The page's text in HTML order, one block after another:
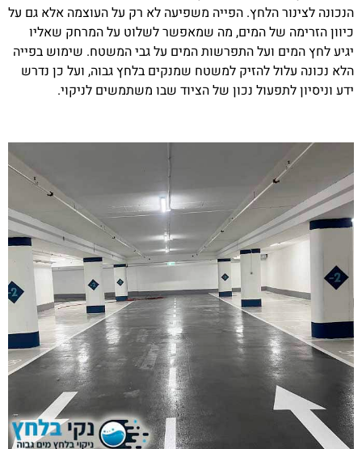
הנכונה לצינור הלחץ. הפייה משפיעה לא רק על העוצמה אלא גם על
כיוון הזרימה של המים, מה שמאפשר לשלוט על המרחק שאליו
יגיע לחץ המים ועל התפרשות המים על גבי המשטח. שימוש בפייה
הלא נכונה עלול להזיק למשטח שמנקים בלחץ גבוה, ועל כן נדרש
ידע וניסיון לתפעול נכון של הציוד שבו משתמשים לניקוי.